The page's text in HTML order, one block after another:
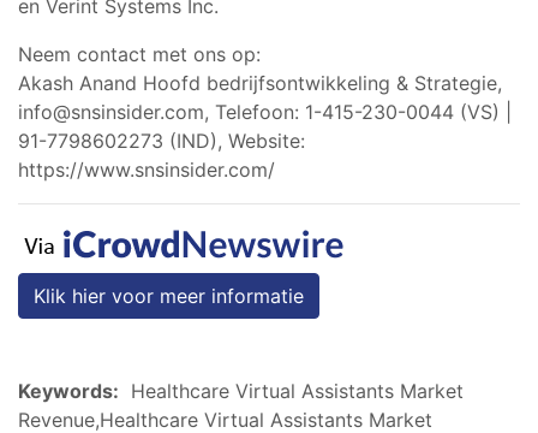
en Verint Systems Inc.
Neem contact met ons op:
Akash Anand Hoofd bedrijfsontwikkeling & Strategie,
info@snsinsider.com, Telefoon: 1-415-230-0044 (VS) |
91-7798602273 (IND), Website:
https://www.snsinsider.com/
Klik hier voor meer informatie
Keywords: Healthcare Virtual Assistants Market
Revenue,Healthcare Virtual Assistants Market